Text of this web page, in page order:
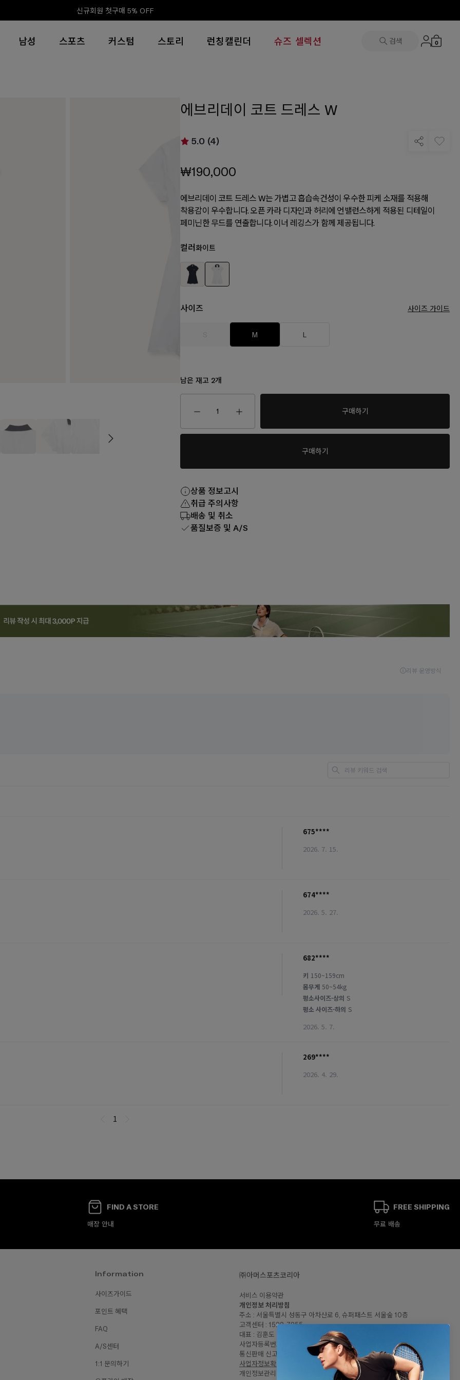
신규회원 첫구매 5% OFF
남성 스포츠 커스텀 스토리 런칭캘린더 슈즈 셀렉션 검색 0
에브리데이 코트 드레스 W
5.0 (4)
₩190,000
에브리데이 코트 드레스 W는 가볍고 흡습속건성이 우수한 피케 소재를 적용해
착용감이 우수합니다. 오픈 카라 디자인과 허리에 언밸런스하게 적용된 디테일이
페미닌한 무드를 연출합니다. 이너 레깅스가 함께 제공됩니다.
컬러 화이트
사이즈 사이즈 가이드
M L
남은 재고 2개
구매하기
구매하기
상품 정보고시
취급 주의사항
배송 및 취소
품질보증 및 A/S
FIND A STORE
매장 안내
FREE SHIPPING
무료 배송
Information
사이즈가이드
포인트 혜택
FAQ
A/S센터
1:1 문의하기
㈜아머스포츠코리아
서비스 이용약관
개인정보 처리방침
주소 : 서울특별시 성동구 아차산로 6, 슈퍼패스트 서울숲 10층
고객센터 : 1522-7255
대표 : 김훈도
사업자등록번호: 120-81-57446
통신판매 신고번호 : 2023-서울성동-2064
사업자정보확인
개인정보관리책임자 : 임민지